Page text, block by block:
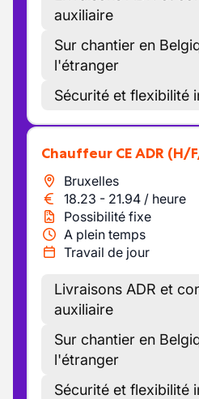
auxiliaire
Sur chantier en
l'étranger
Sécurité et flexibilité
Chauffeur CE ADR (H/
Bruxelles
18.23 - 21.94 / heure
Possibilité fixe
A plein temps
Travail de jour
Livraisons ADR et
auxiliaire
Sur chantier en
l'étranger
Sécurité et flexibilité